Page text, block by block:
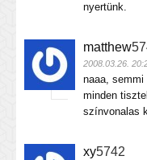
nyertünk.
matthew
2008.03.26.
naaa,
minden
színvonalas
xy5742